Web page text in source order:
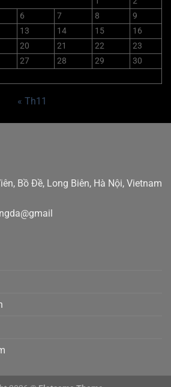
6 7 8
9
13 14 15
16
20 21 22
23
27 28 29
30
« Th11
Bồ Đề, Long Biên, Hà Nội, Vietnam